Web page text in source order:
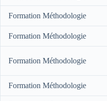
Formation Méthodologie
Formation Méthodologie
Formation Méthodologie
Formation Méthodologie